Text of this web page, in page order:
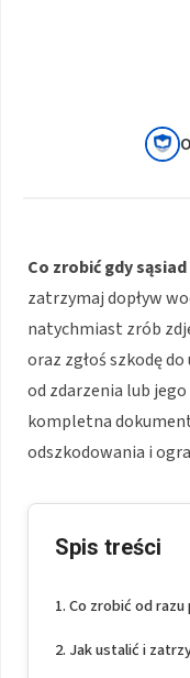
Co zrobić gdy
zatrzymaj dopływ
natychmiast zrób
oraz zgłoś szkodę
od zdarzenia lub
kompletna
odszkodowania i
Spis treści
Co zrobić od razu
Jak ustalić i